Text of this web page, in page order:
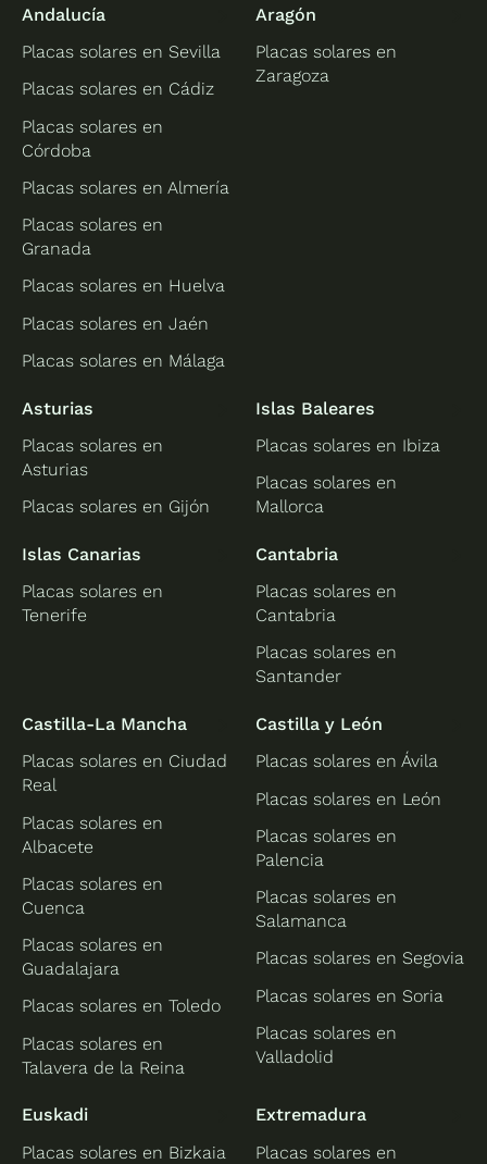
Andalucía
Placas solares en Sevilla
Placas solares en Cádiz
Placas solares en
Córdoba
Placas solares en Almería
Placas solares en
Granada
Placas solares en Huelva
Placas solares en Jaén
Placas solares en Málaga
Aragón
Placas solares en
Zaragoza
Asturias
Placas solares en
Asturias
Placas solares en Gijón
Islas Baleares
Placas solares en Ibiza
Placas solares en
Mallorca
Islas Canarias
Placas solares en
Tenerife
Cantabria
Placas solares en
Cantabria
Placas solares en
Santander
Castilla-La Mancha
Placas solares en Ciudad
Real
Placas solares en
Albacete
Placas solares en
Cuenca
Placas solares en
Guadalajara
Placas solares en Toledo
Placas solares en
Talavera de la Reina
Castilla y León
Placas solares en Ávila
Placas solares en León
Placas solares en
Palencia
Placas solares en
Salamanca
Placas solares en Segovia
Placas solares en Soria
Placas solares en
Valladolid
Euskadi
Placas solares en Bizkaia
Extremadura
Placas solares en